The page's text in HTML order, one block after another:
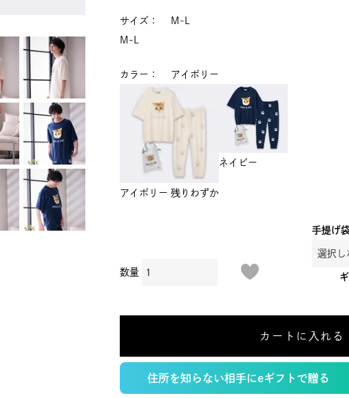
サイズ
M-L
M-L
カラー アイボリー
アイボリー 残りわずか
ネイビー
手提げ
カートに入れる
住所を知らない相手にeギフトで贈る